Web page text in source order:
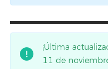
¡Última
11 de